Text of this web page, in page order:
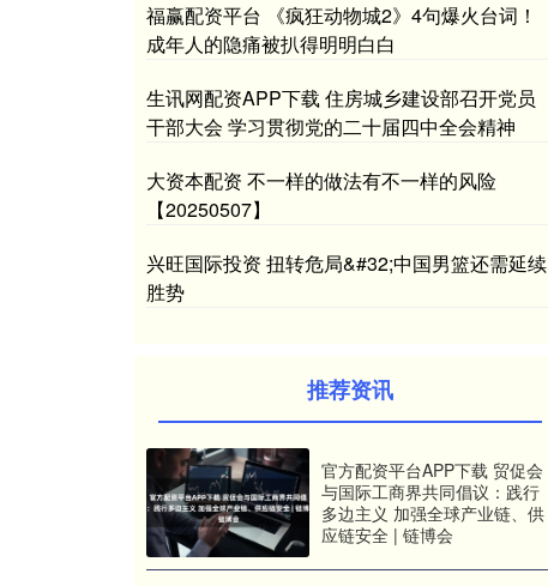
福赢配资平台 《疯狂动物城2》4句爆火台词！
成年人的隐痛被扒得明明白白
生讯网配资APP下载 住房城乡建设部召开党员
干部大会 学习贯彻党的二十届四中全会精神
大资本配资 不一样的做法有不一样的风险
【20250507】
兴旺国际投资 扭转危局&#32;中国男篮还需延续
胜势
推荐资讯
官方配资平台APP下载 贸促会
与国际工商界共同倡议：践行
多边主义 加强全球产业链、供
应链安全 | 链博会